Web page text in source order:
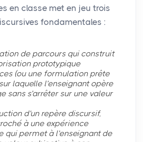
en classe met en jeu trois
fondamentales :
de parcours qui construit
prototypique
(ou une formulation prête
laquelle l’enseignant opère
sans s’arrêter sur une valeur
d’un repère discursif,
à une expérience
qui permet à l’enseignant de